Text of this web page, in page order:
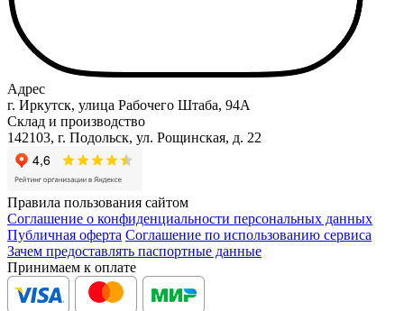
Адрес
г. Иркутск, улица Рабочего Штаба, 94А
Склад и производство
142103, г. Подольск, ул. Рощинская, д. 22
Правила пользования сайтом
Соглашение о конфиденциальности персональных данных
Публичная оферта Соглашение по использованию сервиса
Зачем предоставлять паспортные данные
Принимаем к оплате